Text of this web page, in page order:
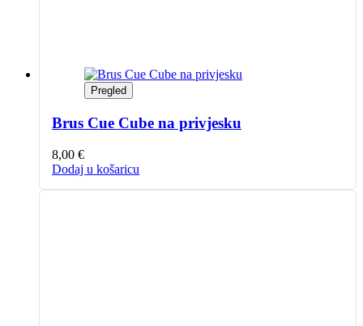
Pregled
Brus Cue Cube na privjesku
8,00 €
Dodaj u košaricu